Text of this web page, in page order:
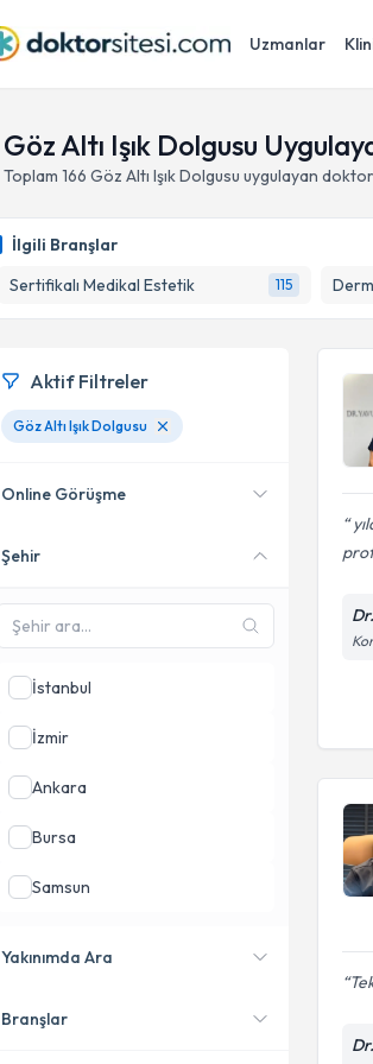
Uzmanlar
Göz Altı Işık Dolgusu
Toplam 166 Göz Altı Işık Dolgusu uygulayan
İlgili Branşlar
Sertifikalı Medikal Estetik
115
Aktif Filtreler
Göz Altı Işık Dolgusu
Online Görüşme
Online danışmanlık sunan
Şehir
İstanbul
İzmir
Ankara
Bursa
Samsun
Yakınımda Ara
Konumuma yakın uzmanları
Branşlar